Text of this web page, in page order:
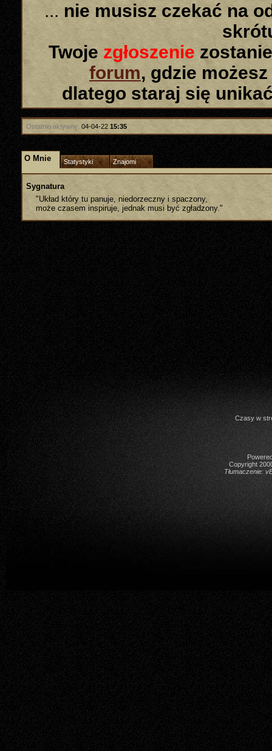
... nie musisz czekać na
Twoje zgłoszenie
forum, gdzie
dlatego staraj się
Ostatnio aktywny: 04-04-22 15:35
O Mnie Statystyki Znajomi
Sygnatura
"Układ który tu panuje, niedorzeczny i spaczony,
może czasem inspiruje, jednak musi być zgładzony."
Czasy w
Copyright
Tłumaczenie: